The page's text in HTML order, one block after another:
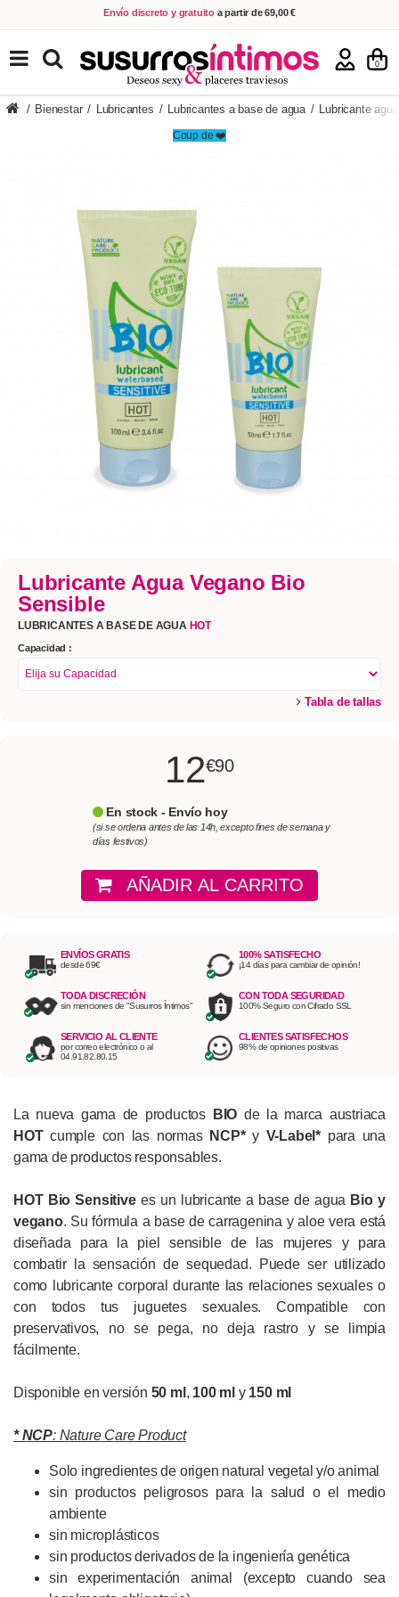
Envío discreto y gratuito a partir de 69,00 €
0
VER PRODUCTOS
/ Bienestar / Lubricantes / Lubricantes a base de agua / Lubricante
Coup de ❤️
Lubricante Agua Vegano Bio
Sensible
LUBRICANTES A BASE DE AGUA HOT
Capacidad :
Tabla de tallas
12€90
En stock - Envío hoy
(si se ordena antes de las 14h, excepto fines de semana y
días festivos)
AÑADIR AL CARRITO
ENVÍOS GRATIS
desde 69€
100% SATISFECHO
¡14 días para cambiar de opinión!
TODA DISCRECIÓN
sin menciones de "Susurros Íntimos"
CON TODA SEGURIDAD
100% Seguro con Cifrado SSL
SERVICIO AL CLIENTE
por correo electrónico o al
04.91.82.80.15
CLIENTES SATISFECHOS
98% de opiniones positivas
La nueva gama de productos BIO de la marca austriaca
HOTcumple con las normas NCP*y V-Label* para una
gama de productos responsables.
HOT Bio Sensitivees un lubricante a base de agua Bio y
vegano. Su fórmula a base de carragenina y aloe vera está
diseñada para la piel sensible de las mujeres y para
combatir la sensación de sequedad. Puede ser utilizado
como lubricante corporal durante las relaciones sexuales o
con todos tus juguetes sexuales. Compatible con
preservativos, no se pega, no deja rastro y se limpia
fácilmente.
Disponible en versión 50 ml , 100 ml y 150 ml
* NCP: Nature Care Product
Solo ingredientes de origen natural vegetal y/o animal
sin productos peligrosos para la salud o el medio
ambiente
sin microplásticos
sin productos derivados de la ingeniería genética
sin experimentación animal (excepto cuando sea